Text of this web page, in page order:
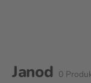
Janod 0